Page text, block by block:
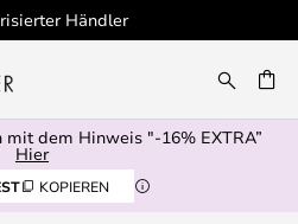
Schnelle Lieferung
dem Hinweis "-16% EXTRA”
Hier
KOPIEREN